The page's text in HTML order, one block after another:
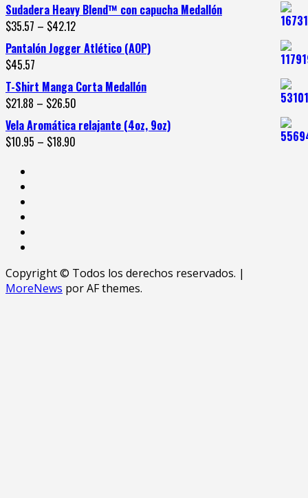
Sudadera Heavy Blend™ con capucha Medallón
$35.57 – $42.12
Pantalón Jogger Atlético (AOP)
$45.57
T-Shirt Manga Corta Medallón
$21.88 – $26.50
Vela Aromática relajante (4oz, 9oz)
$10.95 – $18.90
Copyright © Todos los derechos reservados. |
MoreNews por AF themes.